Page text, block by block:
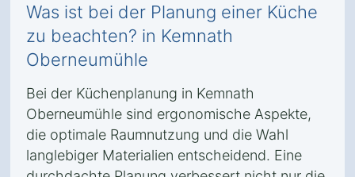
Was ist bei der Planung einer Küche
zu beachten? in Kemnath
Oberneumühle
Bei der Küchenplanung in Kemnath
Oberneumühle sind ergonomische Aspekte,
die optimale Raumnutzung und die Wahl
langlebiger Materialien entscheidend. Eine